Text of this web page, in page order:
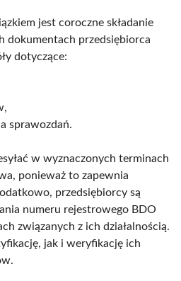
jest coroczne składanie
dokumentach przedsiębiorca
dotyczące:
sprawozdań.
w wyznaczonych terminach
ponieważ to zapewnia
przedsiębiorcy są
numeru rejestrowego BDO
związanych z ich działalnością.
jak i weryfikację ich